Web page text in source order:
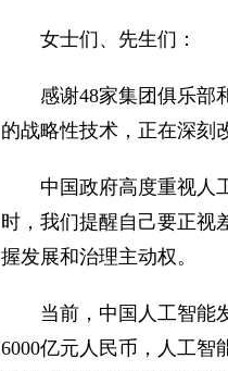
女士们、先生们：
感谢48家集团俱乐部
的战略性技术，正在深刻
中国政府高度重视人
时，我们提醒自己要正视
握发展和治理主动权。
当前，中国人工智能
6000亿元人民币，人工智